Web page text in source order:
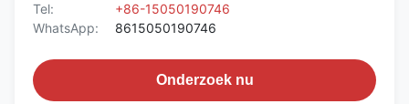
Tel:
+86-15050190746
WhatsApp:
8615050190746
Onderzoek nu